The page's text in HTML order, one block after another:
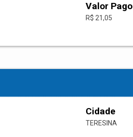
Valor Pago
R$ 21,05
Cidade
TERESINA